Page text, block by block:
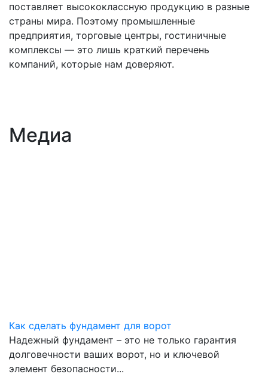
поставляет высококлассную продукцию в разные
страны мира. Поэтому промышленные
предприятия, торговые центры, гостиничные
комплексы — это лишь краткий перечень
компаний, которые нам доверяют.
Медиа
Как сделать фундамент для ворот
Надежный фундамент – это не только гарантия
долговечности ваших ворот, но и ключевой
элемент безопасности...